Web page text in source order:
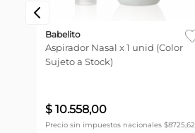
Babelito
Aspirador Nasal x 1 unid (Color
Sujeto a Stock)
$ 10.558,00
Precio sin impuestos nacionales $8725,62